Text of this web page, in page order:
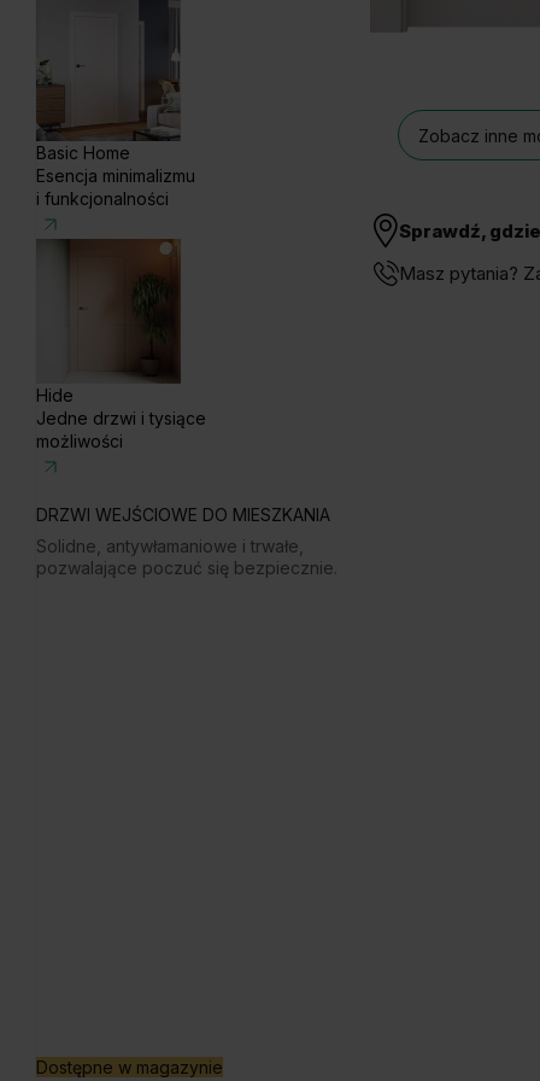
Basic Home
Esencja minimalizmu
i funkcjonalności
Hide
Jedne drzwi i tysiące
możliwości
DRZWI WEJŚCIOWE DO MIESZKANIA
Solidne, antywłamaniowe i trwałe,
pozwalające poczuć się bezpiecznie.
Dostępne w magazynie
Zobacz inne
Sprawdź,
Masz pytania?